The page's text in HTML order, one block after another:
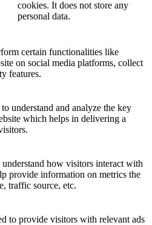
cookies. It does not store any
personal data.
certain functionalities like
on social media platforms, collect
features.
understand and analyze the key
which helps in delivering a
how visitors interact with
provide information on metrics the
traffic source, etc.
to provide visitors with relevant ads